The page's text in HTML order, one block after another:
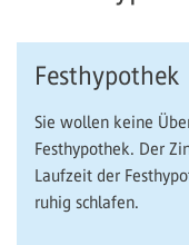
Festhypothek
Sie wollen keine
Festhypothek. Der
Laufzeit der
ruhig schlafen.